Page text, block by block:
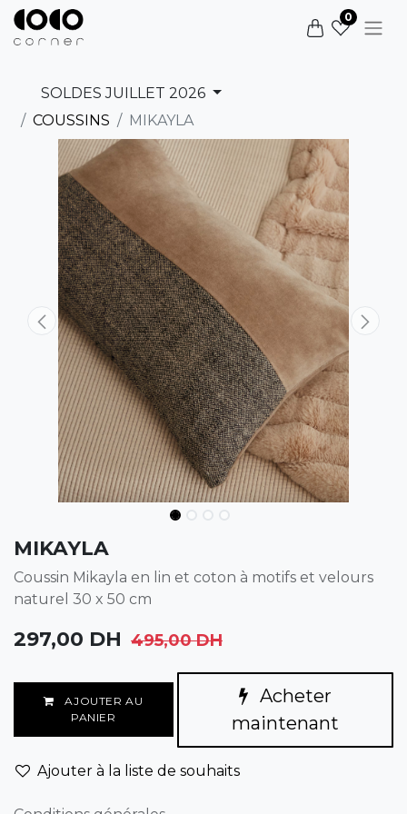
0
SOLDES JUILLET 2026
COUSSINS
MIKAYLA
MIKAYLA
Coussin Mikayla en lin et coton à motifs et velours
naturel 30 x 50 cm
297,00 DH 495,00DH
AJOUTER AU
PANIER
Acheter
maintenant
Ajouter à la liste de souhaits